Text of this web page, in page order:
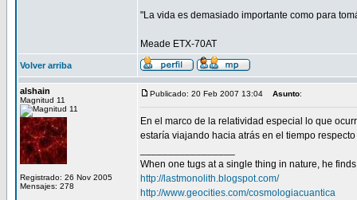
"La vida es demasiado importante como para
Meade ETX-70AT
Volver arriba
alshain
Magnitud 11
Registrado: 26 Nov 2005
Mensajes: 278
Publicado: 20 Feb 2007 13:04 Asunto:
En el marco de la relatividad especial lo que
estaría viajando hacia atrás en el tiempo
When one tugs at a single thing in nature, he
http://lastmonolith.blogspot.com/
http://www.geocities.com/cosmologiacuantica